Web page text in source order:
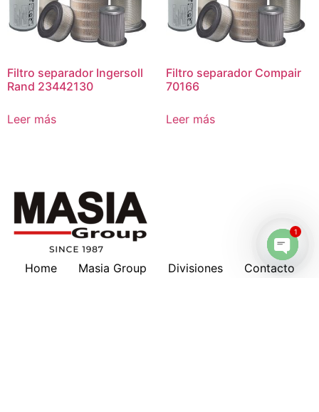
Filtro separador Ingersoll
Rand 23442130
Leer más
Filtro separador Compair
70166
Leer más
Home Masia Group Divisiones
ContactoOpen
1